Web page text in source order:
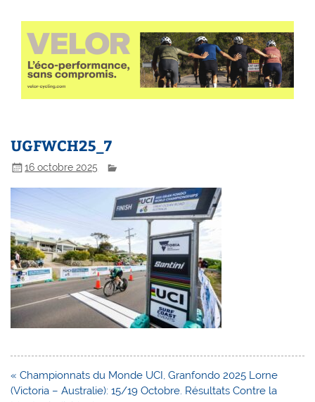
UGFWCH25_7
16 octobre 2025
Navigation
de
« Championnats du Monde UCI, Granfondo 2025 Lorne
(Victoria – Australie): 15/19 Octobre. Résultats Contre la